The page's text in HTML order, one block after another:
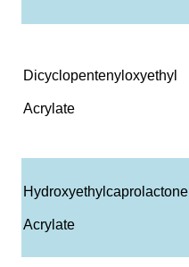
Dicyclopentenyloxyethyl
Acrylate
Hydroxyethylcaprolactone
Acrylate